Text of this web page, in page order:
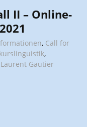
II – Online-
, Call for
,
Laurent Gautier